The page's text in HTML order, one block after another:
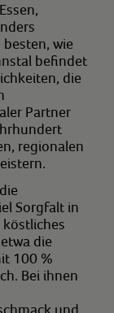
wie
befindet
die
Partner
regionalen
Sorgfalt in
die
100 %
Bei ihnen
und